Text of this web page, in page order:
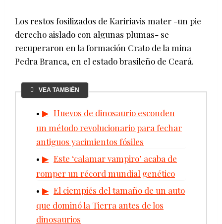
Los restos fosilizados de Kaririavis mater -un pie
derecho aislado con algunas plumas- se
recuperaron en la formación Crato de la mina
Pedra Branca, en el estado brasileño de Ceará.
VEA TAMBIÉN
Huevos de dinosaurio esconden
un método revolucionario para fechar
antiguos yacimientos fósiles
Este ‘calamar vampiro’ acaba de
romper un récord mundial genético
El ciempiés del tamaño de un auto
que dominó la Tierra antes de los
dinosaurios